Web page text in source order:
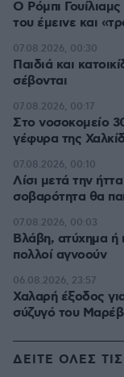
Ο Ρόμπι
του έμεινε και
Παιδιά και
σέβονται
07.08.2026, 00:30
Στο νοσοκομείο
γέφυρα της
07.08.2026, 00:17
Λίσι μετά την
σοβαρότητα θα
07.08.2026, 00:10
Βλάβη, ατύχημα ή
πολλοί αγνοούν
07.08.2026, 00:03
Χαλαρή έξοδος
σύζυγό του
06.08.2026, 23:57
ΔΕΙΤΕ ΟΛΕΣ